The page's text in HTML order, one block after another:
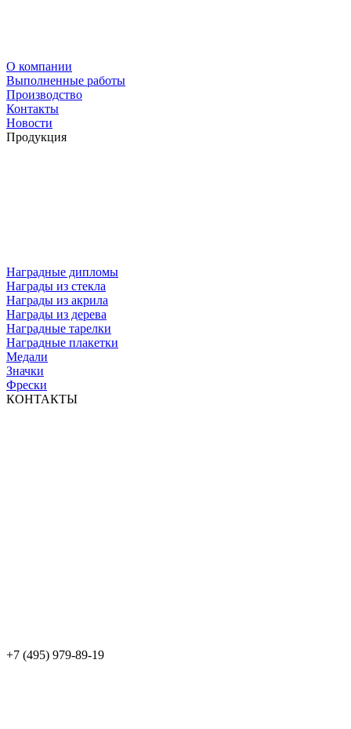
О компании
Выполненные работы
Производство
Контакты
Новости
Продукция
Наградные дипломы
Награды из стекла
Награды из акрила
Награды из дерева
Наградные тарелки
Наградные плакетки
Медали
Значки
Фрески
КОНТАКТЫ
+7 (495) 979-89-19